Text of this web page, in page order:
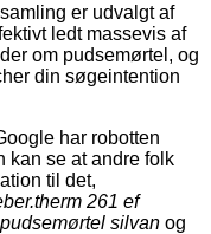
er udvalgt af
ledt massevis af
om pudsemørtel, og
din søgeintention
har robotten
kan se at andre folk
til det,
261 ef
pudsemørtel silvan og